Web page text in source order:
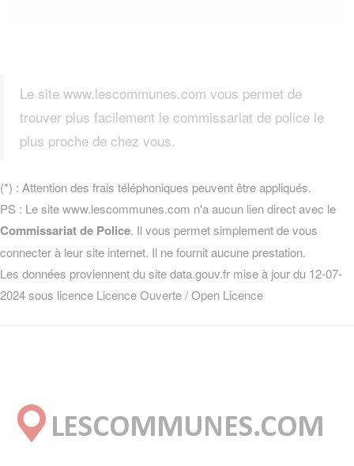
Le site www.lescommunes.com vous permet de
trouver plus facilement le commissariat de police le
plus proche de chez vous.
(*) : Attention des frais téléphoniques peuvent être appliqués.
PS : Le site www.lescommunes.com n'a aucun lien direct avec le
Commissariat de Police. Il vous permet simplement de vous
connecter à leur site internet. Il ne fournit aucune prestation.
Les données proviennent du site data.gouv.fr mise à jour du 12-07-
2024 sous licence Licence Ouverte / Open Licence